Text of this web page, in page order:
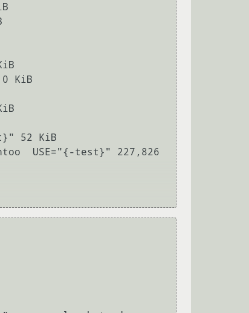
KiB
52 KiB
USE="{-test}" 227,826